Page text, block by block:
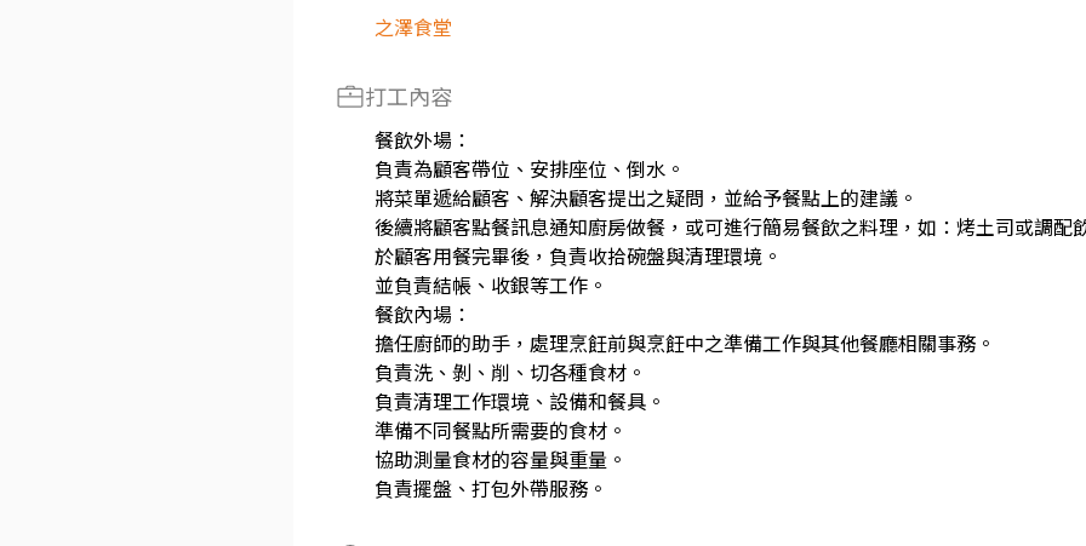
之澤食堂
打工內容
餐飲外場：
負責為顧客帶位、安排座位、倒水。
將菜單遞給顧客、解決顧客提出之疑問，並給予餐點上的建議。
後續將顧客點餐訊息通知廚房做餐，或可進行簡易餐飲之料理，如：烤土司或調配
於顧客用餐完畢後，負責收拾碗盤與清理環境。
並負責結帳、收銀等工作。
餐飲內場：
擔任廚師的助手，處理烹飪前與烹飪中之準備工作與其他餐廳相關事務。
負責洗、剝、削、切各種食材。
負責清理工作環境、設備和餐具。
準備不同餐點所需要的食材。
協助測量食材的容量與重量。
負責擺盤、打包外帶服務。